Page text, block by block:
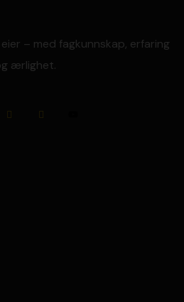
– med fagkunnskap, erfaring
ærlighet.